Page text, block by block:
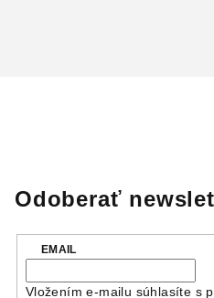
Odoberať
EMAIL
Vložením e-mailu súhlasíte s